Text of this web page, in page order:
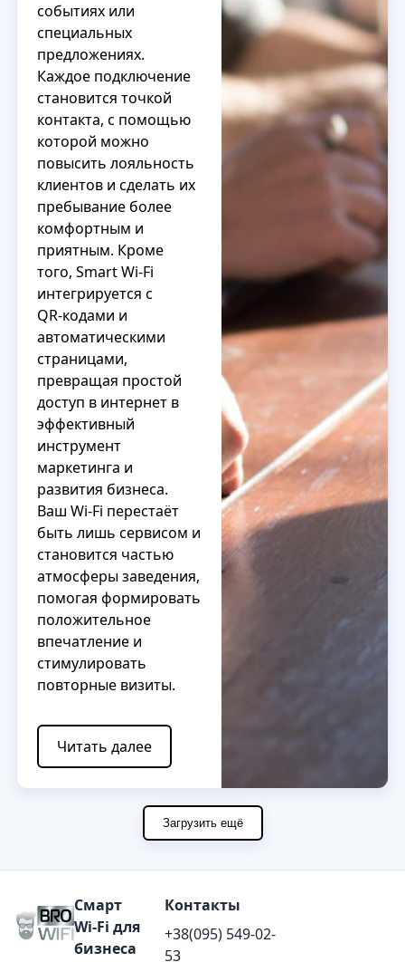
событиях или
специальных
предложениях.
Каждое подключение
становится точкой
контакта, с помощью
которой можно
повысить лояльность
клиентов и сделать их
пребывание более
комфортным и
приятным. Кроме
того, Smart Wi‑Fi
интегрируется с
QR‑кодами и
автоматическими
страницами,
превращая простой
доступ в интернет в
эффективный
инструмент
маркетинга и
развития бизнеса.
Ваш Wi‑Fi перестаёт
быть лишь сервисом и
становится частью
атмосферы заведения,
помогая формировать
положительное
впечатление и
стимулировать
повторные визиты.
Читать далее
Загрузить ещё
Смарт
Wi‑Fi для
бизнеса
Контакты
+38(095) 549-02-
53